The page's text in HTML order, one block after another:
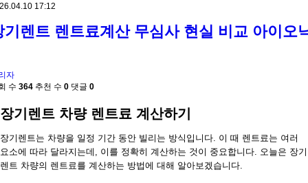
17:12
기렌트 렌트료계산 무심사 현실 비교 아이오
자
수 364 추천 수 0 댓글 0
장기렌트 차량 렌트료 계산하기
장기렌트는 차량을 일정 기간 동안 빌리는 방식입니다. 이 때 렌트료는 여러
요소에 따라 달라지는데, 이를 정확히 계산하는 것이 중요합니다. 오늘은 장기
렌트 차량의 렌트료를 계산하는 방법에 대해 알아보겠습니다.